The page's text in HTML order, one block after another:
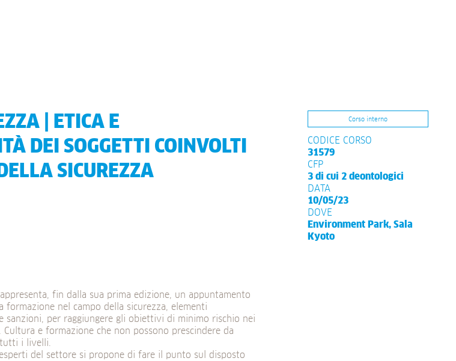
| ETICA E
DEI SOGGETTI COINVOLTI
SICUREZZA
fin dalla sua prima edizione, un appuntamento
formazione nel campo della sicurezza, elementi
sanzioni, per raggiungere gli obiettivi di minimo rischio nei
e formazione che non possono prescindere da
i livelli.
del settore si propone di fare il punto sul disposto
Corso interno
CODICE CORSO
31579
CFP
3 di cui 2 deontologici
DATA
10/05/23
DOVE
Environment Park, Sala
Kyoto